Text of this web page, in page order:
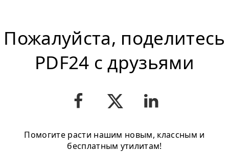
Пожалуйста, поделитесь
PDF24 с друзьями
Помогите расти нашим новым, классным и
бесплатным утилитам!